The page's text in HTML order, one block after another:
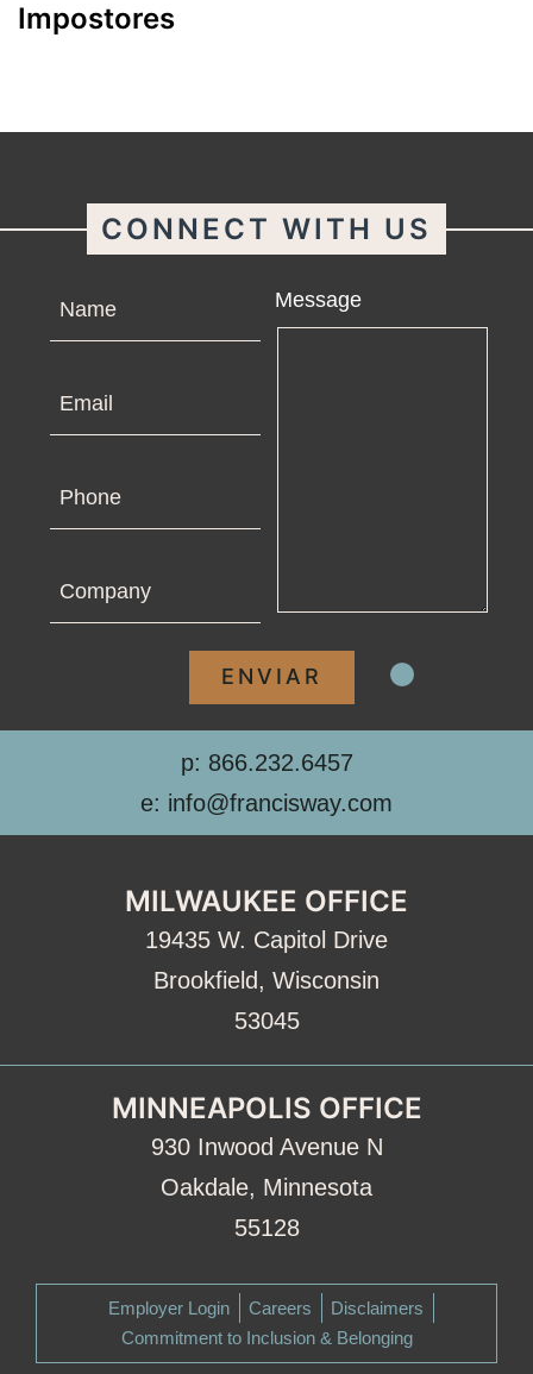
Impostores
CONNECT WITH US
Message
p: 866.232.6457
e: info@francisway.com
MILWAUKEE OFFICE
19435 W. Capitol Drive
Brookfield, Wisconsin
53045
MINNEAPOLIS OFFICE
930 Inwood Avenue N
Oakdale, Minnesota
55128
Employer Login Careers
Disclaimers
Commitment to Inclusion & Belonging